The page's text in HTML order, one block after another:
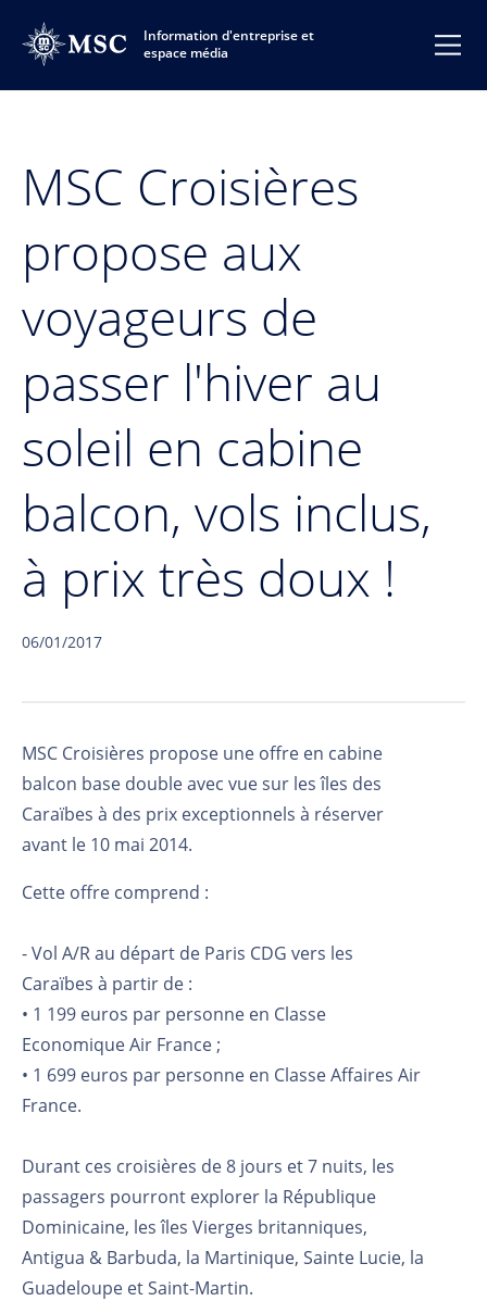
Information d'entreprise et
espace média
MSC Croisières
propose aux
voyageurs de
passer l'hiver au
soleil en cabine
balcon, vols inclus,
à prix très doux !
06/01/2017
MSC Croisières propose une offre en cabine
balcon base double avec vue sur les îles des
Caraïbes à des prix exceptionnels à réserver
avant le 10 mai 2014.
Cette offre comprend :
- Vol A/R au départ de Paris CDG vers les
Caraïbes à partir de :
• 1 199 euros par personne en Classe
Economique Air France ;
• 1 699 euros par personne en Classe Affaires Air
France.
Durant ces croisières de 8 jours et 7 nuits, les
passagers pourront explorer la République
Dominicaine, les îles Vierges britanniques,
Antigua & Barbuda, la Martinique, Sainte Lucie, la
Guadeloupe et Saint-Martin.